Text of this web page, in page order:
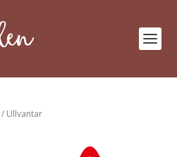
/ Ullvantar